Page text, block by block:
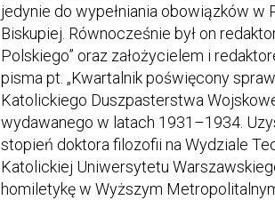
jedynie do wypełniania obowiązków w
Biskupiej. Równocześnie był on
Polskiego” oraz założycielem i
pisma pt. „Kwartalnik poświęcony
Katolickiego Duszpasterstwa
wydawanego w latach 1931–1934.
stopień doktora filozofii na Wydziale
Katolickiej Uniwersytetu
homiletykę w Wyższym